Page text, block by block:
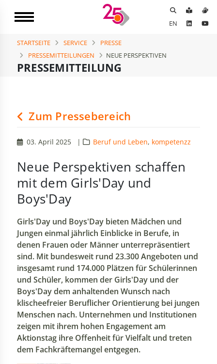
EN
PRESSEMITTEILUNG
STARTSEITE SERVICE
PRESSE
PRESSEMITTEILUNGEN
NEUE PERSPEKTIVEN
Zum Pressebereich
03. April 2025 | Beruf und Leben, kompetenzz
Neue Perspektiven schaffen
mit dem Girls'Day und
Boys'Day
Girls'Day und Boys'Day bieten Mädchen und
Jungen einmal jährlich Einblicke in Berufe, in
denen Frauen oder Männer unterrepräsentiert
sind. Mit bundesweit rund 23.300 Angeboten und
insgesamt rund 174.000 Plätzen für Schülerinnen
und Schüler, kommen der Girls'Day und der
Boys'Day dem anhaltenden Wunsch nach
klischeefreier Beruflicher Orientierung bei jungen
Menschen nach. Unternehmen und Institutionen
zeigen mit ihrem hohen Engagement am
Aktionstag ihre Offenheit für Vielfalt und treten
dem Fachkräftemangel entgegen.